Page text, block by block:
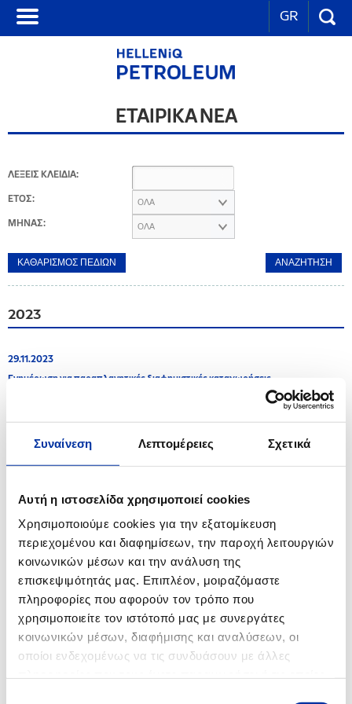
Συναίνεση Λεπτομέρειες Σχετικά
Αυτή η ιστοσελίδα χρησιμοποιεί cookies
Χρησιμοποιούμε cookies για την εξατομίκευση
περιεχομένου και διαφημίσεων, την παροχή λειτουργιών
κοινωνικών μέσων και την ανάλυση της
επισκεψιμότητάς μας. Επιπλέον, μοιραζόμαστε
πληροφορίες που αφορούν τον τρόπο που
χρησιμοποιείτε τον ιστότοπό μας με συνεργάτες
κοινωνικών μέσων, διαφήμισης και αναλύσεων, οι
οποίοι ενδεχομένως να τις συνδυάσουν με άλλες
GR
ΕΤΑΙΡΙΚΑ ΝΕΑ
ΛΕΞΕΙΣ ΚΛΕΙΔΙΑ:
ΕΤΟΣ: ΟΛΑ
ΜΗΝΑΣ: ΟΛΑ
2023
29.11.2023
Ενημέρωση για παραπλανητικές διαφημιστικές καταχωρήσεις
03.07.2023
φέτος τους αριστούχους αποφοίτους Λυκείων όμορων Δήμων
HELLENiQ ENERGY: Δωρεά συστήματος εξομοίωσης συμβάντων στην
02.06.2023
Eνημέρωση για τις Βιομηχανικές Εγκαταστάσεις Ελευσίνας - Εργασίες
Συντήρησης
23.05.2023